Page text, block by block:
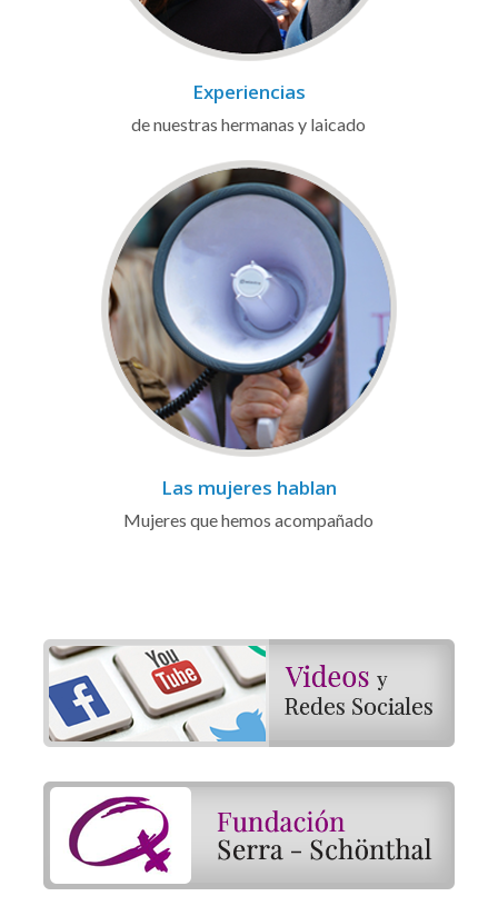
Experiencias
de nuestras hermanas y laicado
Las mujeres hablan
Mujeres que hemos acompañado